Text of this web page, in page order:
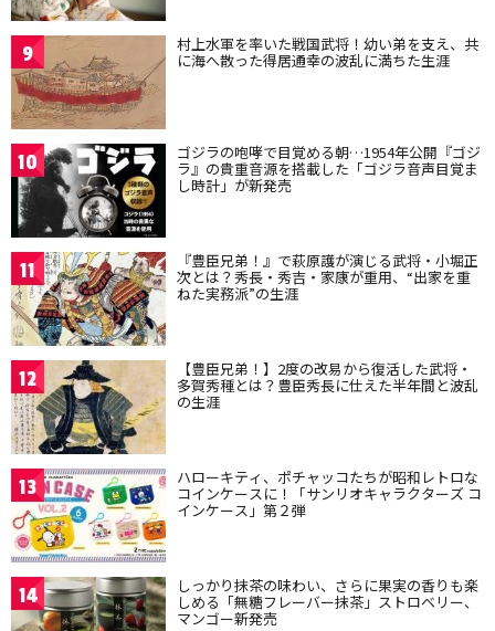
9 村上水軍を率いた戦国武将！幼い弟を支え、共
に海へ散った得居通幸の波乱に満ちた生涯
10 ゴジラの咆哮で目覚める朝…1954年公開『ゴジ
ラ』の貴重音源を搭載した「ゴジラ音声目覚ま
し時計」が新発売
11 『豊臣兄弟！』で萩原護が演じる武将・小堀正
次とは？秀長・秀吉・家康が重用、“出家を重
ねた実務派”の生涯
12 【豊臣兄弟！】2度の改易から復活した武将・
多賀秀種とは？豊臣秀長に仕えた半年間と波乱
の生涯
13 ハローキティ、ポチャッコたちが昭和レトロな
コインケースに！「サンリオキャラクターズ コ
インケース」第２弾
14 しっかり抹茶の味わい、さらに果実の香りも楽
しめる「無糖フレーバー抹茶」ストロベリー、
マンゴー新発売